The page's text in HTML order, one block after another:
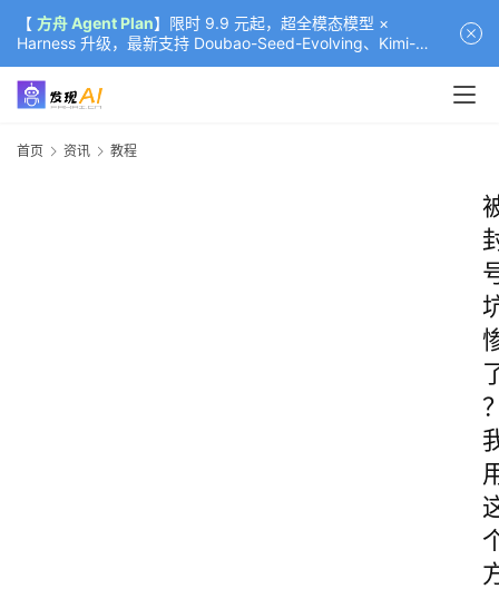
【 方舟 Agent Plan】限时 9.9 元起，超全模态模型 ×
Harness 升级，最新支持 Doubao-Seed-Evolving、Kimi-
K3（部分）、GLM-5.2
首页 资讯 教程